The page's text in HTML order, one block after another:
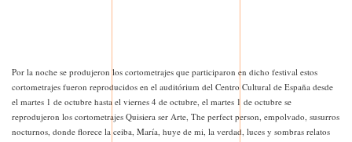
Por la noche se produjeron los cortometrajes que participaron en dicho festival estos
cortometrajes fueron reproducidos en el auditórium del Centro Cultural de España desde
el martes 1 de octubre hasta el viernes 4 de octubre, el martes 1 de octubre se
reprodujeron los cortometrajes Quisiera ser Arte, The perfect person, empolvado, susurros
nocturnos, donde florece la ceiba, María, huye de mi, la verdad, luces y sombras relatos